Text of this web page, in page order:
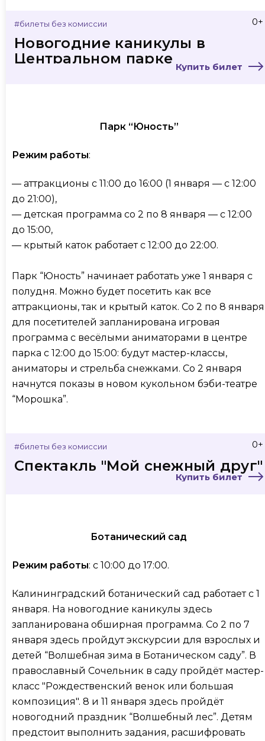
0+
#билеты без комиссии
Купить билет
Новогодние каникулы в
Центральном парке
Парк “Юность”
Режим работы:
— аттракционы с 11:00 до 16:00 (1 января — с 12:00
до 21:00),
— детская программа со 2 по 8 января — с 12:00
до 15:00,
— крытый каток работает с 12:00 до 22:00.
Парк “Юность” начинает работать уже 1 января с
полудня. Можно будет посетить как все
аттракционы, так и крытый каток. Со 2 по 8 января
для посетителей запланирована игровая
программа с весёлыми аниматорами в центре
парка с 12:00 до 15:00: будут мастер-классы,
аниматоры и стрельба снежками. Со 2 января
начнутся показы в новом кукольном бэби-театре
“Морошка”.
0+
#билеты без комиссии
Купить билет
Спектакль "Мой снежный друг"
Ботанический сад
Режим работы: с 10:00 до 17:00.
Калининградский ботанический сад работает с 1
января. На новогодние каникулы здесь
запланирована обширная программа. Со 2 по 7
января здесь пройдут экскурсии для взрослых и
детей “Волшебная зима в Ботаническом саду”. В
православный Сочельник в саду пройдёт мастер-
класс "Рождественский венок или большая
композиция". 8 и 11 января здесь пройдёт
новогодний праздник “Волшебный лес”. Детям
предстоит выполнить задания, расшифровать